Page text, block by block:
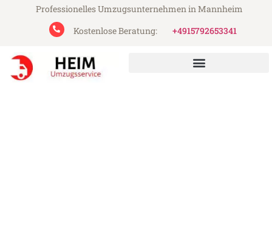
Professionelles Umzugsunternehmen in Mannheim
Kostenlose Beratung:
+4915792653341